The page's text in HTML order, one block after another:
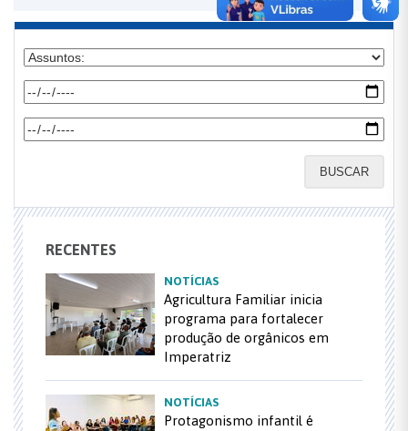
BUSCAR
RECENTES
NOTÍCIAS
Agricultura Familiar inicia
programa para fortalecer
produção de orgânicos em
Imperatriz
NOTÍCIAS
Protagonismo infantil é